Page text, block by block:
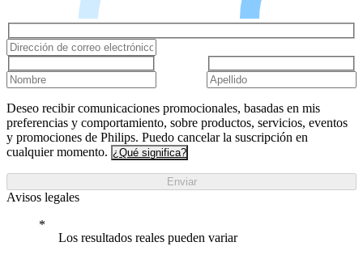
Deseo recibir comunicaciones promocionales, basadas en mis
preferencias y comportamiento, sobre productos, servicios, eventos
y promociones de Philips. Puedo cancelar la suscripción en
cualquier momento. ¿Qué significa?
Enviar
Avisos legales
Los resultados reales pueden variar